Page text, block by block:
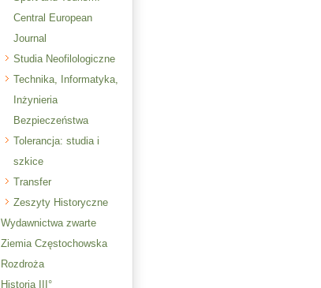
Central European
Journal
Studia Neofilologiczne
Technika, Informatyka,
Inżynieria
Bezpieczeństwa
Tolerancja: studia i
szkice
Transfer
Zeszyty Historyczne
Wydawnictwa zwarte
Ziemia Częstochowska
Rozdroża
Historia III°